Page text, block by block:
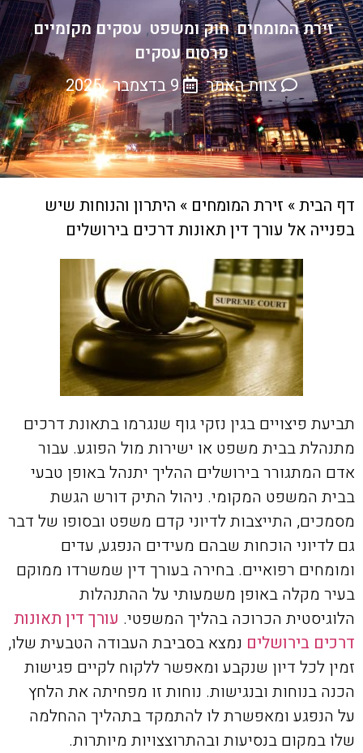
זירת המומחים, חוק ומשפט, עסקים מקומיים,
פרסום עסקים
צוות האתר
9 בדצמבר , 2025
דף הבית» זירת המומחים » היתרון והנוחות שיש
בפנייה אל עורך דין תאונות דרכים בירושלים
תביעת פיצויים בגין נזקי גוף שנגרמו בתאונת דרכים
מתנהלת בבית משפט או ישירות מול הפוגע. עבור
אדם המתגורר בירושלים ההליך יתנהל באופן טבעי
בבית המשפט המקומי. ניהול התיק דורש הגשת
מסמכים, התייצבות לדיוני קדם משפט ובסופו של דבר
גם לדיוני הוכחות שבהם מעידים הנפגע, עדים
ומומחים רפואיים. בחירה בעורך דין שמשרדו ממוקם
בעיר מקלה באופן משמעותי על ההתנהלות
הלוגיסטית הכרוכה בהליך המשפטי. עורך דין תאונות
דרכים בירושלים נמצא בסביבת העבודה הטבעית שלו,
זמין לכל דיון שנקבע ומאפשר ללקוח לקיים פגישות
הכנה בנוחות ובנגישות. נוחות זו מפחיתה את הלחץ
על הנפגע ומאפשרת לו להתמקד בתהליך ההחלמה
שלו במקום בנסיעות ובהתרוצצויות מיותרות.